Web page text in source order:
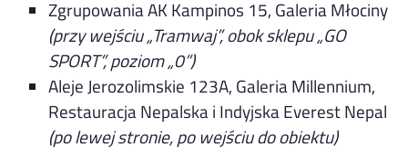
Zgrupowania AK Kampinos 15, Galeria Młociny
(przy wejściu „Tramwaj”, obok sklepu „GO
SPORT”, poziom „0”)
Aleje Jerozolimskie 123A, Galeria Millennium,
Restauracja Nepalska i Indyjska Everest Nepal
(po lewej stronie, po wejściu do obiektu)